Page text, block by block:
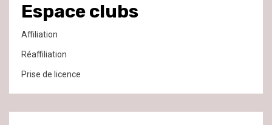
Espace clubs
Affiliation
Réaffiliation
Prise de licence